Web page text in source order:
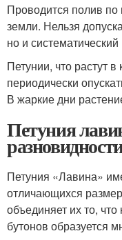
Проводится полив
земли. Нельзя
но и
Петунии, что растут
периодически
В жаркие дни
Петуния
Петуния «Лавина»
отличающихся
объединяет их то, что
бутонов образуется